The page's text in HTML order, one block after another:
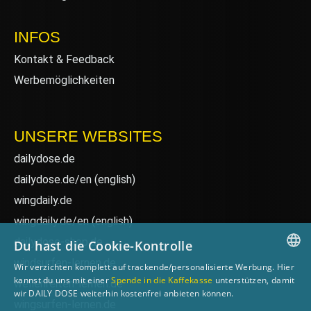
INFOS
Kontakt & Feedback
Werbemöglichkeiten
UNSERE WEBSITES
dailydose.de
dailydose.de/en (english)
wingdaily.de
wingdaily.de/en(english)
dailydose-shop.de
windsurfen-lernen.de
wellenreiten-lernen.de
GERMAN
Du hast die Cookie-Kontrolle
Wir verzichten komplett auf trackende/personalisierte Werbung. Hier
kannst du uns mit einerSpende in die Kaffekasse unterstützen, damit
wir DAILY DOSE weiterhin kostenfrei anbieten können.